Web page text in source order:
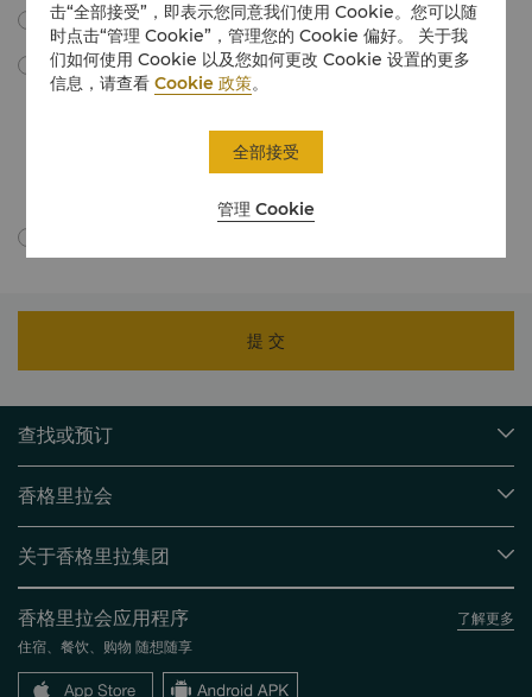
我同意以下所有的条款与细则。
勾选此框，我同意通过电子邮件接收由“香格里拉国际酒店管理有限公
司”所提供的会议与宴会营销材料、促销信息、更新等。我理解，我可以
unsubscribe@shangri-la.com上取消订阅，随时撤回我的同意。
如需详细了解，我们如何处理您的个人数据，请点击此处查看我们的
提 交
查找或预订
查找预订
餐厅与酒吧
香格里拉会
加入香格里拉会
常见问题
联络我们
关于香格里拉集团
我们的酒店品牌
香格里拉中心
香格里拉公寓
职业发展
企业社会责任
新闻稿
香格里拉会应用程序
了解更多
住宿、餐饮、购物 随想随享
击“全部接受”，即表示您同意我们使用 Cookie。您可以随
时点击“管理 Cookie”，管理您的 Cookie 偏好。 关于我
们如何使用 Cookie 以及您如何更改 Cookie 设置的更多
信息，请查看Cookie 政策。
管理 Cookie
全部接受